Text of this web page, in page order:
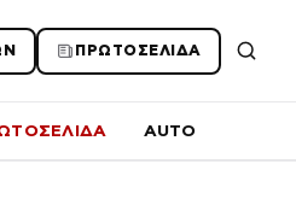
ΠΡΩΤΟΣΕΛΙΔΑ
AUTO